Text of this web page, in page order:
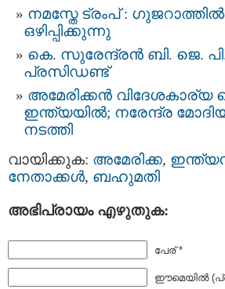
നമസ്തേ ട്രംപ് :
ഒഴിപ്പിക്കുന്നു
കെ. സുരേന്ദ്രന്‍ ബി. ജെ.
പ്രസിഡണ്ട്
അമേരിക്കന്‍ വിദേശകാര്യ
ഇന്ത്യയില്‍; നരേന്ദ്ര
നടത്തി
വായിക്കുക: അമേരിക്ക,
നേതാക്കള്‍, ബഹുമതി
അഭിപ്രായം എഴുതുക:
പേര് *
ഈമെയില്‍